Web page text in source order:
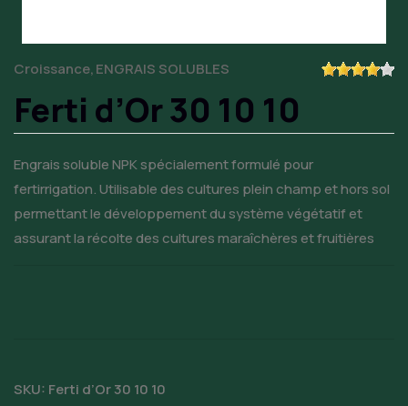
CroissanceENGRAIS SOLUBLES
Ferti d’Or 30 10 10
Engrais soluble NPK spécialement formulé pour
fertirrigation. Utilisable des cultures plein champ et hors sol
permettant le développement du système végétatif et
assurant la récolte des cultures maraîchères et fruitières
SKU: Ferti d’Or 30 10 10